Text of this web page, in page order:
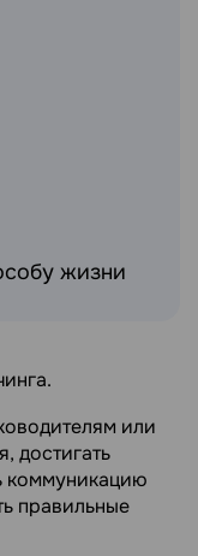
жизни
или
достигать
коммуникацию
правильные